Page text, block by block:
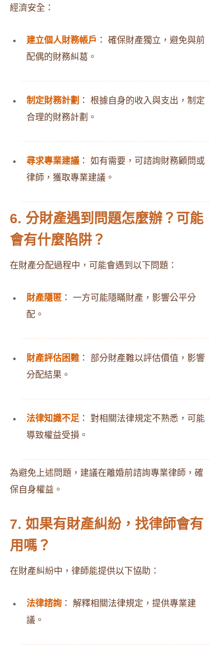
經濟安全：
建立個人財務帳戶 ： 確保財產獨立，避免與前
配偶的財務糾葛。
制定財務計劃 ： 根據自身的收入與支出，制定
合理的財務計劃。
尋求專業建議： 如有需要，可諮詢財務顧問或
律師，獲取專業建議。
6. 分財產遇到問題怎麼辦？可能
會有什麼陷阱？
在財產分配過程中，可能會遇到以下問題：
財產隱匿 ： 一方可能隱瞞財產，影響公平分
配。
財產評估困難 ： 部分財產難以評估價值，影響
分配結果。
法律知識不足： 對相關法律規定不熟悉，可能
導致權益受損。
為避免上述問題，建議在離婚前諮詢專業律師，確
保自身權益。
7. 如果有財產糾紛，找律師會有
用嗎？
在財產糾紛中，律師能提供以下協助：
法律諮詢 ： 解釋相關法律規定，提供專業建
議。